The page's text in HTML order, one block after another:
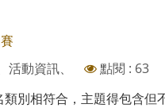
動資訊、
點閱 : 63
別相符合，主題得包含